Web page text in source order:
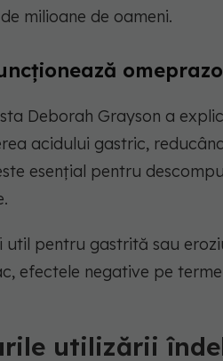
milioane de oameni.
Deborah Grayson a
acidului gastric,
esențial pentru
util pentru gastrită sau
efectele negative pe
utilizării